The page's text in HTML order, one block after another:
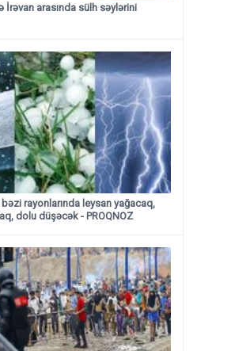
İrəvan arasında sülh səylərini
rayonlarında leysan yağacaq,
dolu düşəcək - PROQNOZ